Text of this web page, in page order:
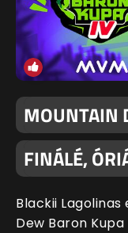
MOUNTAIN
FINÁLÉ,
Blackii Lagolinas
Dew Baron